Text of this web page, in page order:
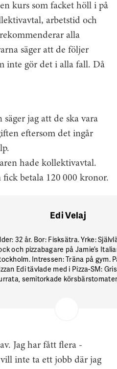
kurs som facket höll i på
arbets­tid och
alla
säger att de följer
inte gör det i alla fall. Då
jag att de ska vara
eftersom det ingår
hade kollektivavtal.
betala 120 000 kronor.
Edi Velaj
32 år. Bor: Fisksätra. Yrke:
och pizza­bagare på Jamie’s
Intressen: Träna på gym.
Edi tävlade med i Pizza-SM:
semitorkade
Jag har fått flera
inte ta ett jobb där jag